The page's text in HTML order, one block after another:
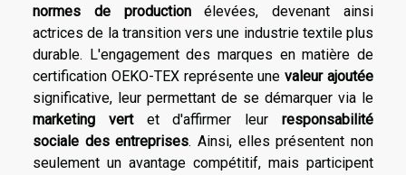
normes de productionélevées, devenant ainsi
actrices de la transition vers une industrie textile plus
durable. L'engagement des marques en matière de
certification OEKO-TEX représente unevaleur ajoutée
significative, leur permettant de se démarquer via le
marketing vertet d'affirmer leurresponsabilité
sociale des entreprises. Ainsi, elles présentent non
seulement un avantage compétitif, mais participent